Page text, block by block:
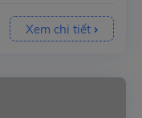
Xem chi tiết